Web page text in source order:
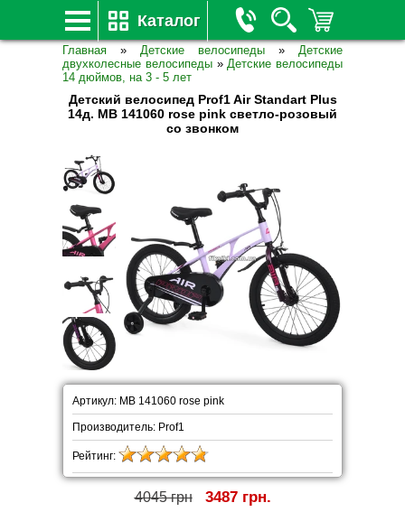
Каталог
Главная » Детские велосипеды » Детские
двухколесные велосипеды »Детские велосипеды
14 дюймов, на 3 - 5 лет
Детский велосипед Prof1 Air Standart Plus
14д. MB 141060 rose pink светло-розовый
со звонком
Артикул: MB 141060 rose pink
Производитель: Prof1
Рейтинг:
4045 грн 3487 грн.